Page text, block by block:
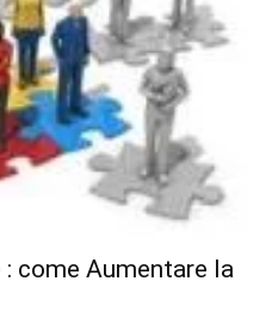
come Aumentare la